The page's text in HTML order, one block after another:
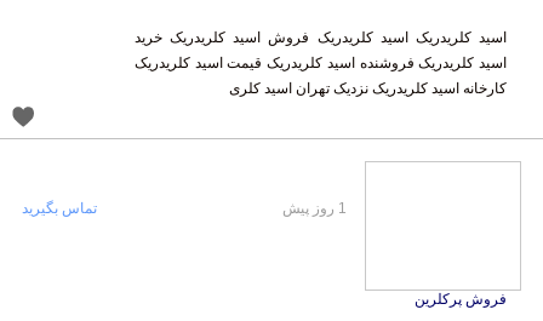
اسید کلریدریک اسید کلریدریک فروش اسید کلریدریک خرید
اسید کلریدریک فروشنده اسید کلریدریک قیمت اسید کلریدریک
کارخانه اسید کلریدریک نزدیک تهران اسید کلری
فروش پرکلرین
تماس بگیرید